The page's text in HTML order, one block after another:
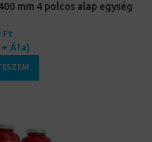
mm 4 polcos alap egység
Ft
+ Áfa)